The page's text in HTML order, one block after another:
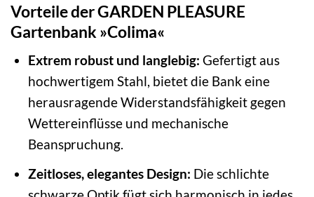
Vorteile der GARDEN PLEASURE
Gartenbank »Colima«
Extrem robust und langlebig: Gefertigt aus
hochwertigem Stahl, bietet die Bank eine
herausragende Widerstandsfähigkeit gegen
Wettereinflüsse und mechanische
Beanspruchung.
Zeitloses, elegantes Design: Die schlichte